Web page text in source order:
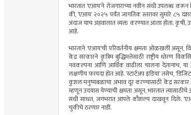
भारतात ‘एआय’ने रोजगाराच्या नवीन संधी उपलब्ध
की, ‘एआय’ २०२५ पर्यंत जागतिक स्तरावर सुमारे ८५
अंदाज याच अहवालात व्यक्त करण्यात आला होता. कृषी,
आहे.
भारताने ‘एआय’ची परिवर्तनीय क्षमता ओळखली असून,
केंद्र सरकारने कृत्रिम बुद्धिमत्तेसाठी राष्ट्रीय धोरण
नवकल्पना आणि आर्थिक वाढीला चालना देतानाच, या
लक्षणीय फायदा होत आहे. ‘स्टार्टअप इंडिया’ तसेच,
कुशल मनुष्यबळाचा अभाव दूर करण्यासाठी केंद्र
म्हणून उदयास येण्याची क्षमता असून, भारतात
संधी साधत, जगभरात आपले कौशल्य दाखवून दिले.
चुकीचे ठरणार नाही.